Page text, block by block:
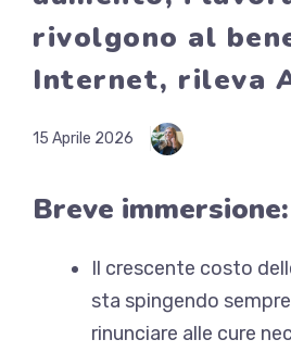
rivolgono al
Internet, rileva
15 Aprile 2026
Breve immersione:
Il crescente costo
sta spingendo
rinunciare alle cure